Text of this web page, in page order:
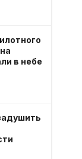
в небе